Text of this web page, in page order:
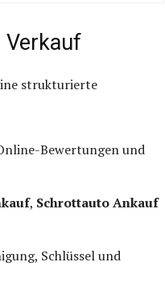
Verkauf
strukturierte
Bewertungen und
, Schrottauto Ankauf
Schlüssel und